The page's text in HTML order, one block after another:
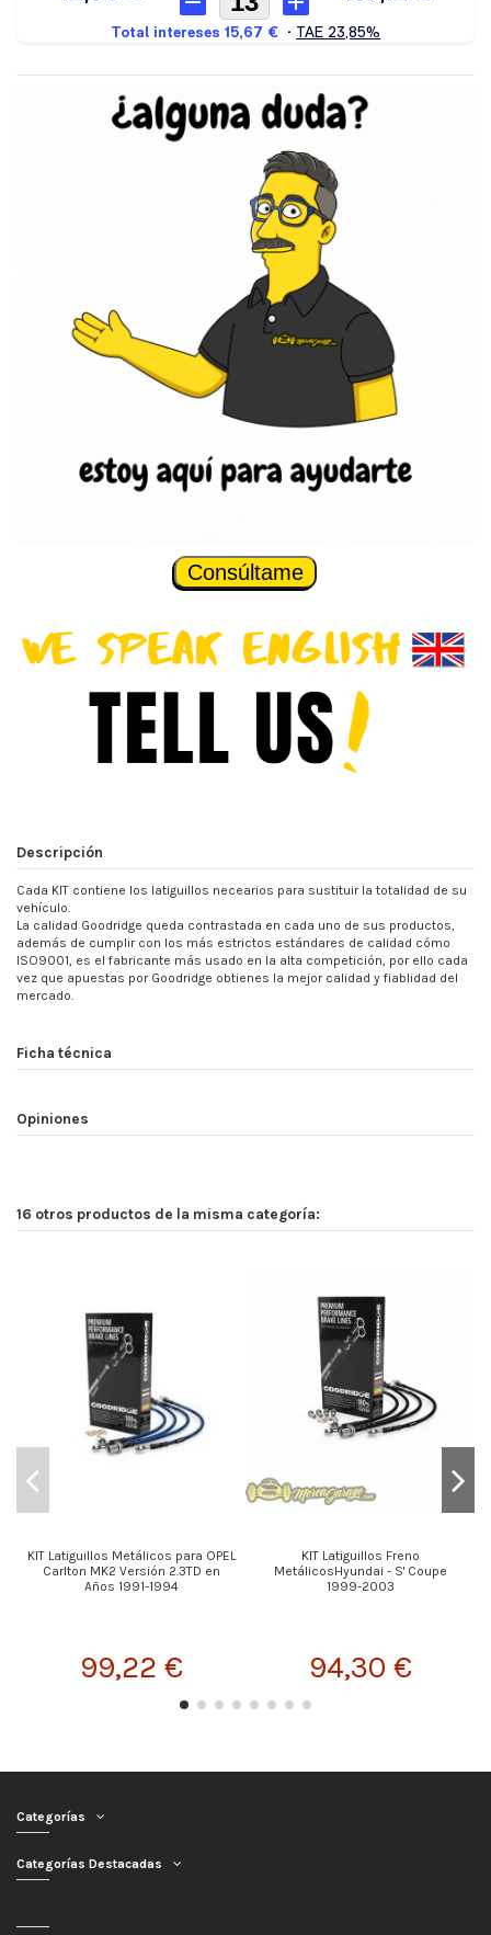
Consúltame
Descripción
Cada KIT contiene los latiguillos necearios para sustituir la totalidad de su
vehículo.
La calidad Goodridge queda contrastada en cada uno de sus productos,
además de cumplir con los más estrictos estándares de calidad cómo
ISO9001, es el fabricante más usado en la alta competición, por ello cada
vez que apuestas por Goodridge obtienes la mejor calidad y fiablidad del
mercado.
Ficha técnica
Opiniones
16 otros productos de la misma categoría:
KIT Latiguillos Metálicos para OPEL
Carlton MK2 Versión 2.3TD en
Años 1991-1994
99,22 €
KIT Latiguillos Freno
MetálicosHyundai - S' Coupe
1999-2003
94,30 €
Categorías
Categorías Destacadas